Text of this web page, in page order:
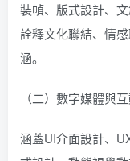
裝幀、版式設計、
詮釋文化聯結、情
涵。
（二）數字媒體與
涵蓋UI介面設計、